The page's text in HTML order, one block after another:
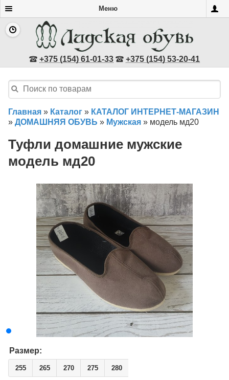
Меню
+375 (154) 61-01-33 +375 (154) 53-20-41
Главная » Каталог » КАТАЛОГ ИНТЕРНЕТ-МАГАЗИН
» ДОМАШНЯЯ ОБУВЬ » Мужская » модель мд20
Туфли домашние мужские
модель мд20
Размер:
255 265 270 275 280